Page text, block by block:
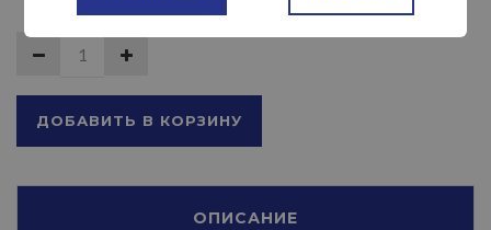
ДОБАВИТЬ В КОРЗИНУ
ОПИСАНИЕ